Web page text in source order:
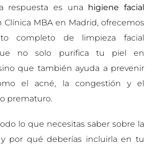
respuesta es una higiene facial
Clínica MBA en Madrid, ofrecemos
completo de limpieza facial
no solo purifica tu piel en
que también ayuda a prevenir
el acné, la congestión y el
prematuro.
lo que necesitas saber sobre la
por qué deberías incluirla en tu